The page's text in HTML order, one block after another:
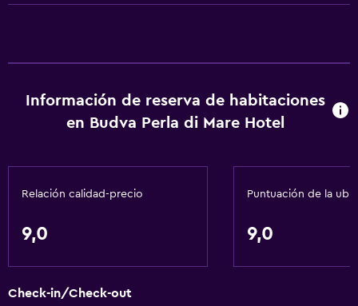
Cocina
Servicios básicos
Wifi gratis
Artículos de aseo gratis
Información de reserva de habitaciones
en Budva Perla di Mare Hotel
Relación calidad-precio
9,0
Puntuación de la
9,0
Check-in/Check-out